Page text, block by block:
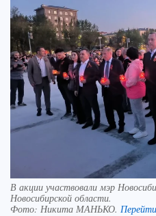
В акции участвовали мэр
Новосибирской области.
Фото: Никита МАНЬКО.